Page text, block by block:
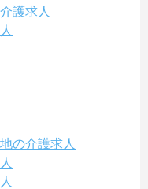
護求人
の介護求人